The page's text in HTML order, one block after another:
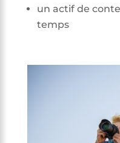
un actif de
temps